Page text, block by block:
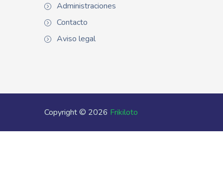
Administraciones
Contacto
Aviso legal
Copyright © 2026 Frikiloto